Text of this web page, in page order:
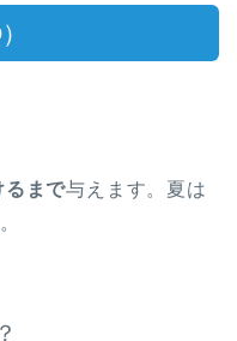
るまで与えます。夏は